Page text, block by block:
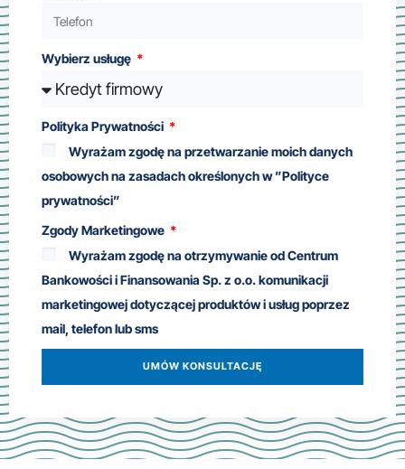
Wybierz usługę
Polityka Prywatności
Wyrażam zgodę na przetwarzanie moich danych
osobowych na zasadach określonych w ”Polityce
prywatności”
Zgody Marketingowe
Wyrażam zgodę na otrzymywanie od Centrum
Bankowości i Finansowania Sp. z o.o. komunikacji
marketingowej dotyczącej produktów i usług poprzez
mail, telefon lub sms
UMÓW KONSULTACJĘ